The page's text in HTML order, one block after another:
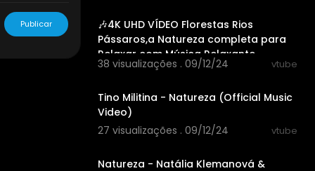
🎶4K UHD VÍDEO Florestas Rios
Pássaros,a Natureza completa para
Relaxar com Música Relaxante
38 visualizações . 09/12/24 vtube
Tino Militina - Natureza (Official Music
Video)
27 visualizações . 09/12/24
vtube
Natureza - Natália Klemanová &
Publicar